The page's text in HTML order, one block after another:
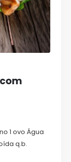
1 ovo Água
q.b.